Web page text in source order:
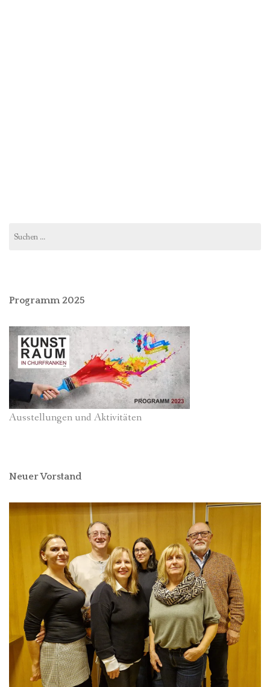
nach:
Programm 2025
Ausstellungen und Aktivitäten
Neuer Vorstand